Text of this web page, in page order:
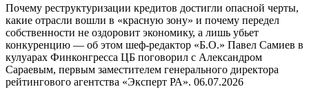
Почему реструктуризации кредитов достигли опасной черты,
какие отрасли вошли в «красную зону» и почему передел
собственности не оздоровит экономику, а лишь убьет
конкуренцию — об этом шеф-редактор «Б.О.» Павел Самиев в
кулуарах Финконгресса ЦБ поговорил с Александром
Сараевым, первым заместителем генерального директора
рейтингового агентства «Эксперт РА». 06.07.2026